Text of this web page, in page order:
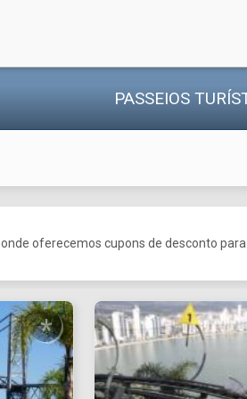
PASSEIOS
onde oferecemos cupons de desconto
*